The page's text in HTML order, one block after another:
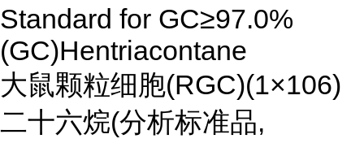
Standard for GC≥97.0%
(GC)Hentriacontane
大鼠颗粒细胞(RGC)(1×106)
二十六烷(分析标准品,